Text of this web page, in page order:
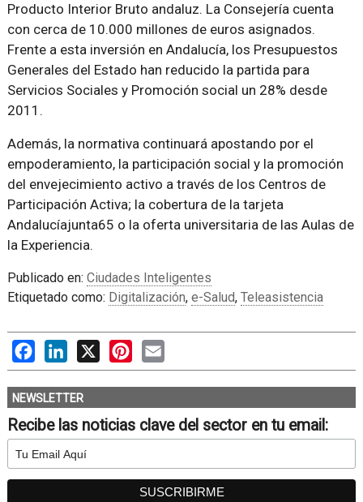
Producto Interior Bruto andaluz. La Consejería cuenta
con cerca de 10.000 millones de euros asignados.
Frente a esta inversión en Andalucía, los Presupuestos
Generales del Estado han reducido la partida para
Servicios Sociales y Promoción social un 28% desde
2011.
Además, la normativa continuará apostando por el
empoderamiento, la participación social y la promoción
del envejecimiento activo a través de los Centros de
Participación Activa; la cobertura de la tarjeta
Andalucíajunta65 o la oferta universitaria de las Aulas de
la Experiencia.
Publicado en: Ciudades Inteligentes
Etiquetado como: Digitalización, e-Salud, Teleasistencia
FacebookLinkedIn
X PinterestEmail
NEWSLETTER
Recibe las noticias clave del sector en tu email: